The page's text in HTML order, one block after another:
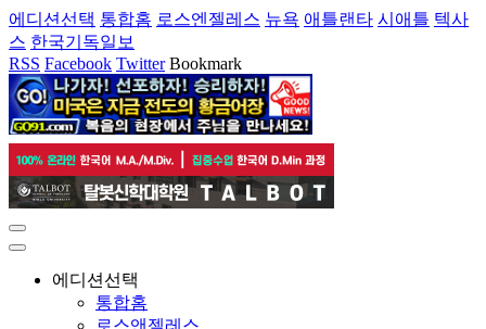
에디션선택 통합홈 로스엔젤레스 뉴욕 애틀랜타 시애틀 텍사
스 한국기독일보
RSS Facebook Twitter Bookmark
에디션선택
통합홈
로스앤젤레스